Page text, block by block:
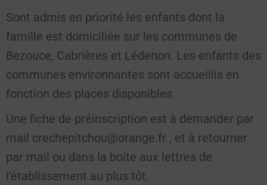
Sont admis en priorité les enfants dont la
famille est domiciliée sur les communes de
Bezouce, Cabrières et Lédenon. Les enfants des
communes environnantes sont accueillis en
fonction des places disponibles.
Une fiche de préinscription est à demander par
mail crechepitchou@orange.fr , et à retourner
par mail ou dans la boite aux lettres de
l’établissement au plus tôt.